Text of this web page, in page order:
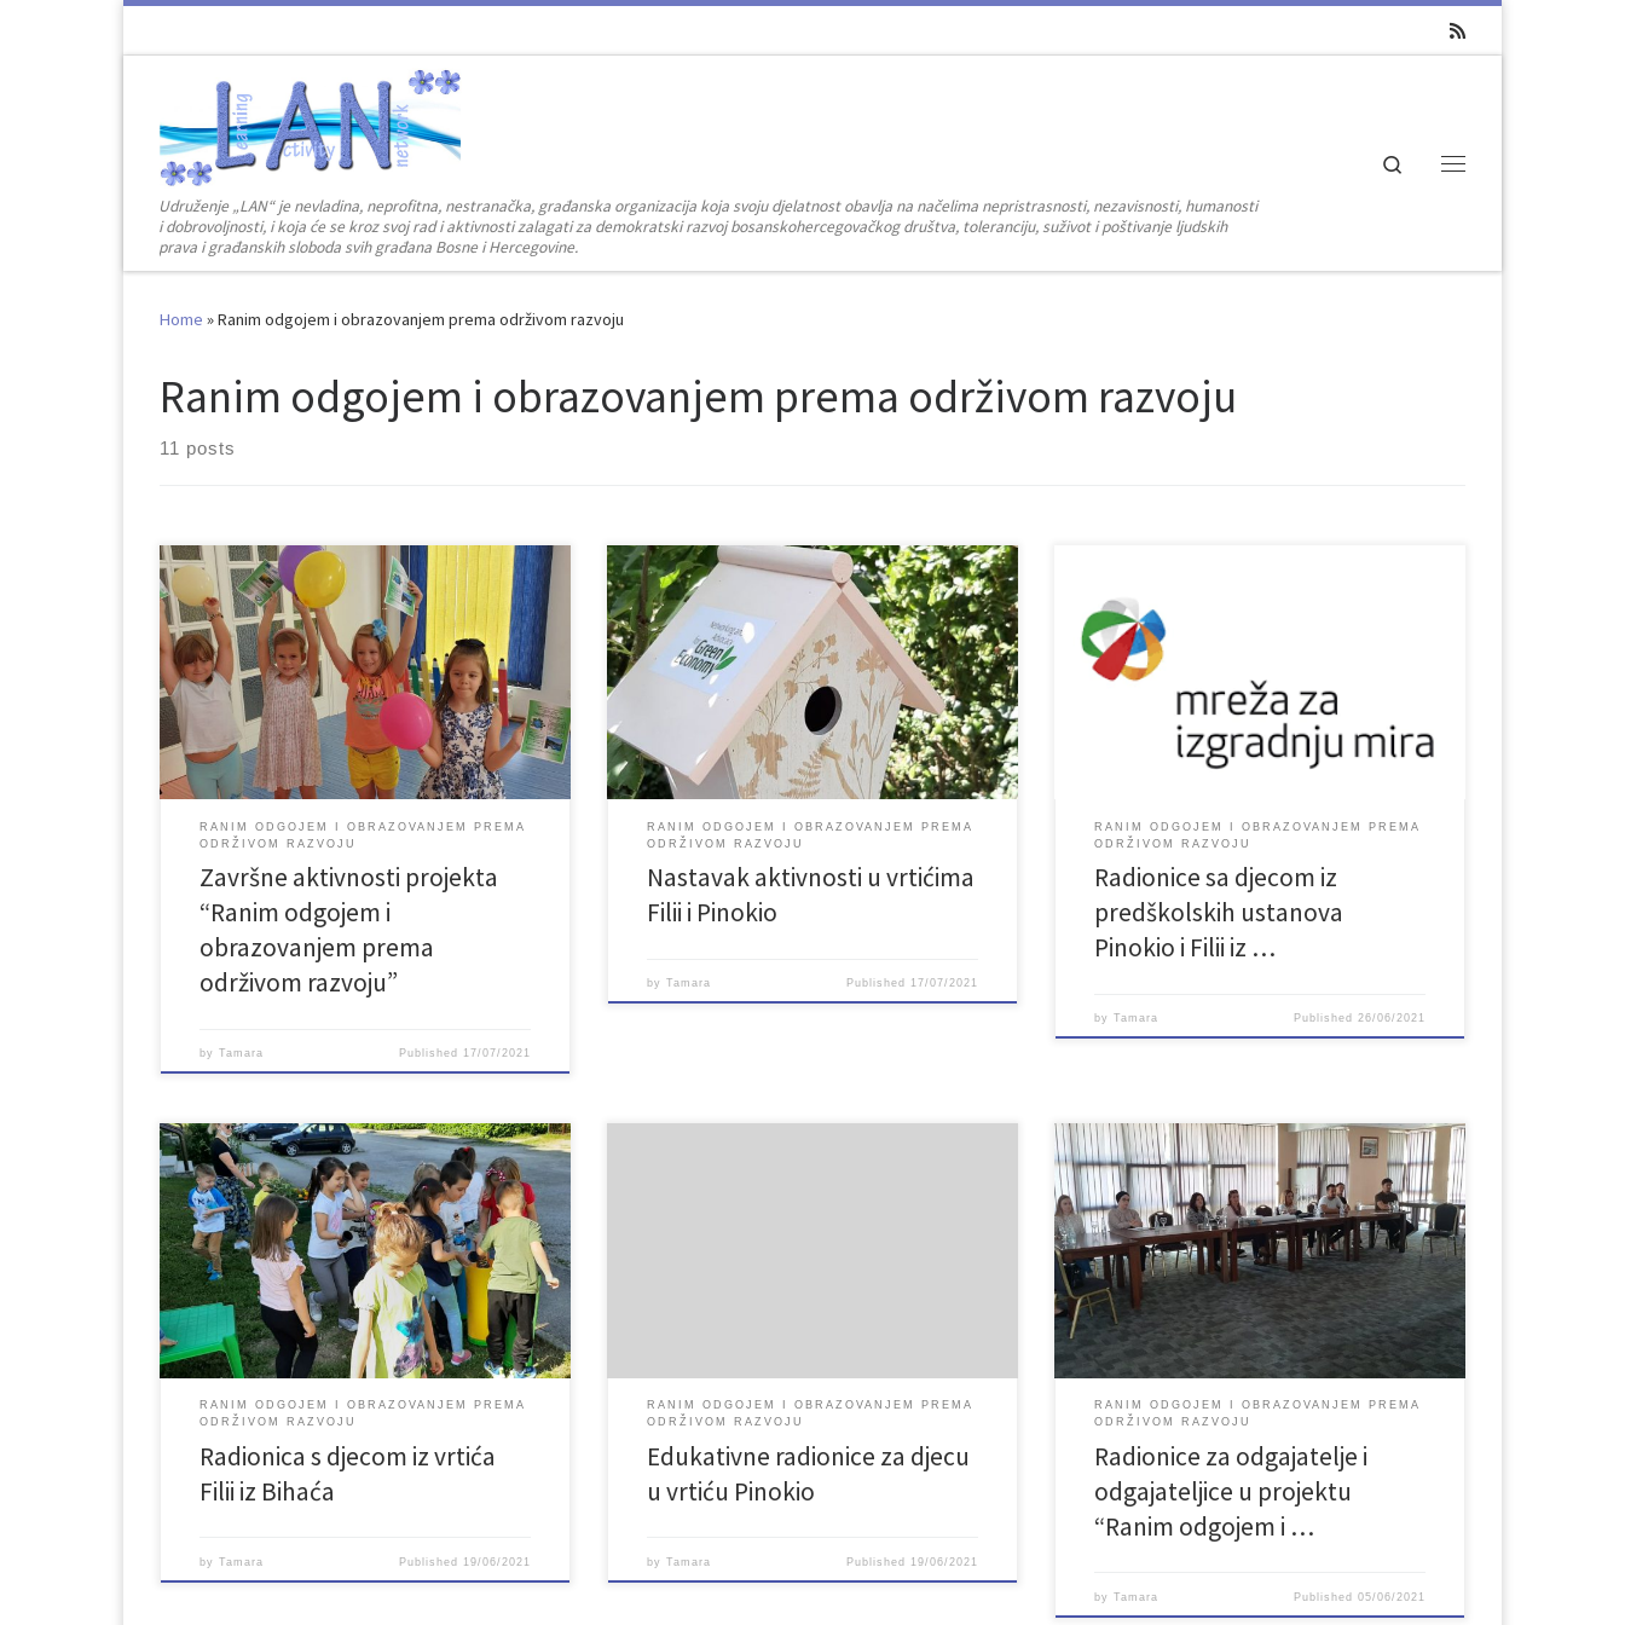
Udruženje „LAN“ je nevladina, neprofitna, nestranačka, građanska organizacija koja svoju djelatnost obavlja na načelima nepristrasnosti, nezavisnosti, humanosti
i dobrovoljnosti, i koja će se kroz svoj rad i aktivnosti zalagati za demokratski razvoj bosanskohercegovačkog društva, toleranciju, suživot i poštivanje ljudskih
prava i građanskih sloboda svih građana Bosne i Hercegovine.
Search
Home »Ranim odgojem i obrazovanjem prema održivom razvoju
Ranim odgojem i obrazovanjem prema održivom razvoju
11 posts
Udruženje Lan iz Bihaća u julu je uspješno provelo
završne aktivnosti projekta „Ranim odgojem i
obrazovanjem prema održivom razvoju“
realiziranog u okviru projekta NAGE – Networking
and Advocacy for Green Economy (Umrežavanje i
zagovaranje za zelenu ekonomiju) koji provodi
Mreža za ruralni razvoj u Bosni i Hercegovini. Ovaj
projekt finansira […]
RANIM ODGOJEM I OBRAZOVANJEM PREMA
ODRŽIVOM RAZVOJU
Završne aktivnosti projekta
“Ranim odgojem i
obrazovanjem prema
održivom razvoju”
by Tamara Published 17/07/2021
Kućice za ptice su lijep ukras, ali i za naše pernate
prijatelje mjesto gdje mogu sagraditi svoja gnijezda.
Ptičice koje dolete u dječije vrtiće Filii i Pinokio imat
će svoj mali dom, svoje sigurno mjesto za život.
Udruženje Lan iz Bihaća realizira projekt „Ranim
odgojem i obrazovanjem prema održivom razvoju“
[…]
RANIM ODGOJEM I OBRAZOVANJEM PREMA
ODRŽIVOM RAZVOJU
Nastavak aktivnosti u vrtićima
Filii i Pinokio
by Tamara Published 17/07/2021
RANIM ODGOJEM I OBRAZOVANJEM PREMA
ODRŽIVOM RAZVOJU
Radionice sa djecom iz
predškolskih ustanova
Pinokio i Filii iz …
by Tamara Published26/06/2021
Udruženje Lan iz Bihaća u junu je organiziralo
edukativnu radionicu za djecu iz vrtića Filii u okviru
projekta „Ranim odgojem i obrazovanjem prema
održivom razvoju“, koji se realizira u okviru projekta
NAGE – Networking and Advocacy for Green
Economy (Umrežavanje i zagovaranje za zelenu
ekonomiju) koji je finansiran sredstvima Evropske […]
RANIM ODGOJEM I OBRAZOVANJEM PREMA
ODRŽIVOM RAZVOJU
Radionica s djecom iz vrtića
Filii iz Bihaća
by Tamara Published 19/06/2021
RANIM ODGOJEM I OBRAZOVANJEM PREMA
ODRŽIVOM RAZVOJU
Edukativne radionice za djecu
u vrtiću Pinokio
by Tamara Published 19/06/2021
Udruženje Lan iz Bihaća organiziralo je radionicu za
odgajatelje i odgajateljice iz predškolskih ustanova
Filii i Pinokio u okviru projekta „Ranim odgojem i
obrazovanjem prema održivom razvoju“, koji se
realizira u okviru projekta NAGE – Networking and
Advocacy for Green Economy (Umrežavanje i
zagovaranje za zelenu ekonomiju) koji je finansiran
[…]
RANIM ODGOJEM I OBRAZOVANJEM PREMA
ODRŽIVOM RAZVOJU
Radionice za odgajatelje i
odgajateljice u projektu
“Ranim odgojem i …
by Tamara Published05/06/2021